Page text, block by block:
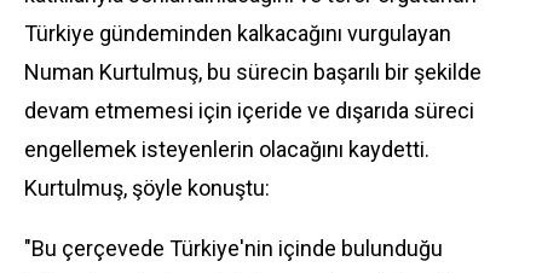
Türkiye gündeminden kalkacağını vurgulayan
Numan Kurtulmuş, bu sürecin başarılı bir şekilde
devam etmemesi için içeride ve dışarıda süreci
engellemek isteyenlerin olacağını kaydetti.
Kurtulmuş, şöyle konuştu:
"Bu çerçevede Türkiye'nin içinde bulunduğu